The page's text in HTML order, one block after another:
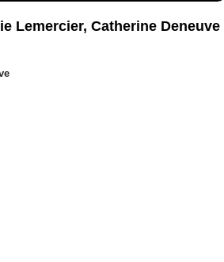
Lemercier, Catherine Deneuve